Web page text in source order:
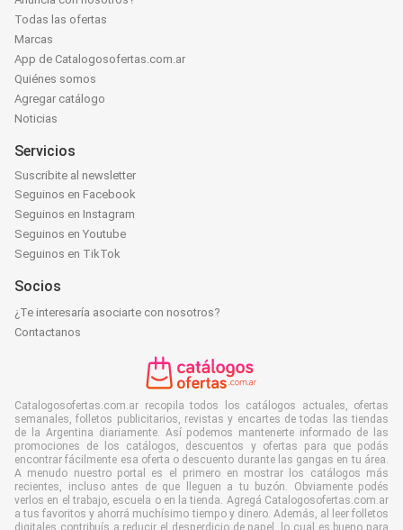
Todas las ofertas
Marcas
App de Catalogosofertas.com.ar
Quiénes somos
Agregar catálogo
Noticias
Servicios
Suscribite al newsletter
Seguinos en Facebook
Seguinos en Instagram
Seguinos en Youtube
Seguinos en TikTok
Socios
¿Te interesaría asociarte con nosotros?
Contactanos
Catalogosofertas.com.ar recopila todos los catálogos actuales, ofertas
semanales, folletos publicitarios, revistas y encartes de todas las tiendas
de la Argentina diariamente. Así podemos mantenerte informado de las
promociones de los catálogos, descuentos y ofertas para que podás
encontrar fácilmente esa oferta o descuento durante las gangas en tu área.
A menudo nuestro portal es el primero en mostrar los catálogos más
recientes, incluso antes de que lleguen a tu buzón. Obviamente podés
verlos en el trabajo, escuela o en la tienda. Agregá Catalogosofertas.com.ar
a tus favoritos y ahorrá muchísimo tiempo y dinero. Además, al leer folletos
digitales contribuís a reducir el desperdicio de papel, lo cual es bueno para